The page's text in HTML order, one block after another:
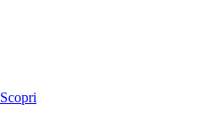
Scopri